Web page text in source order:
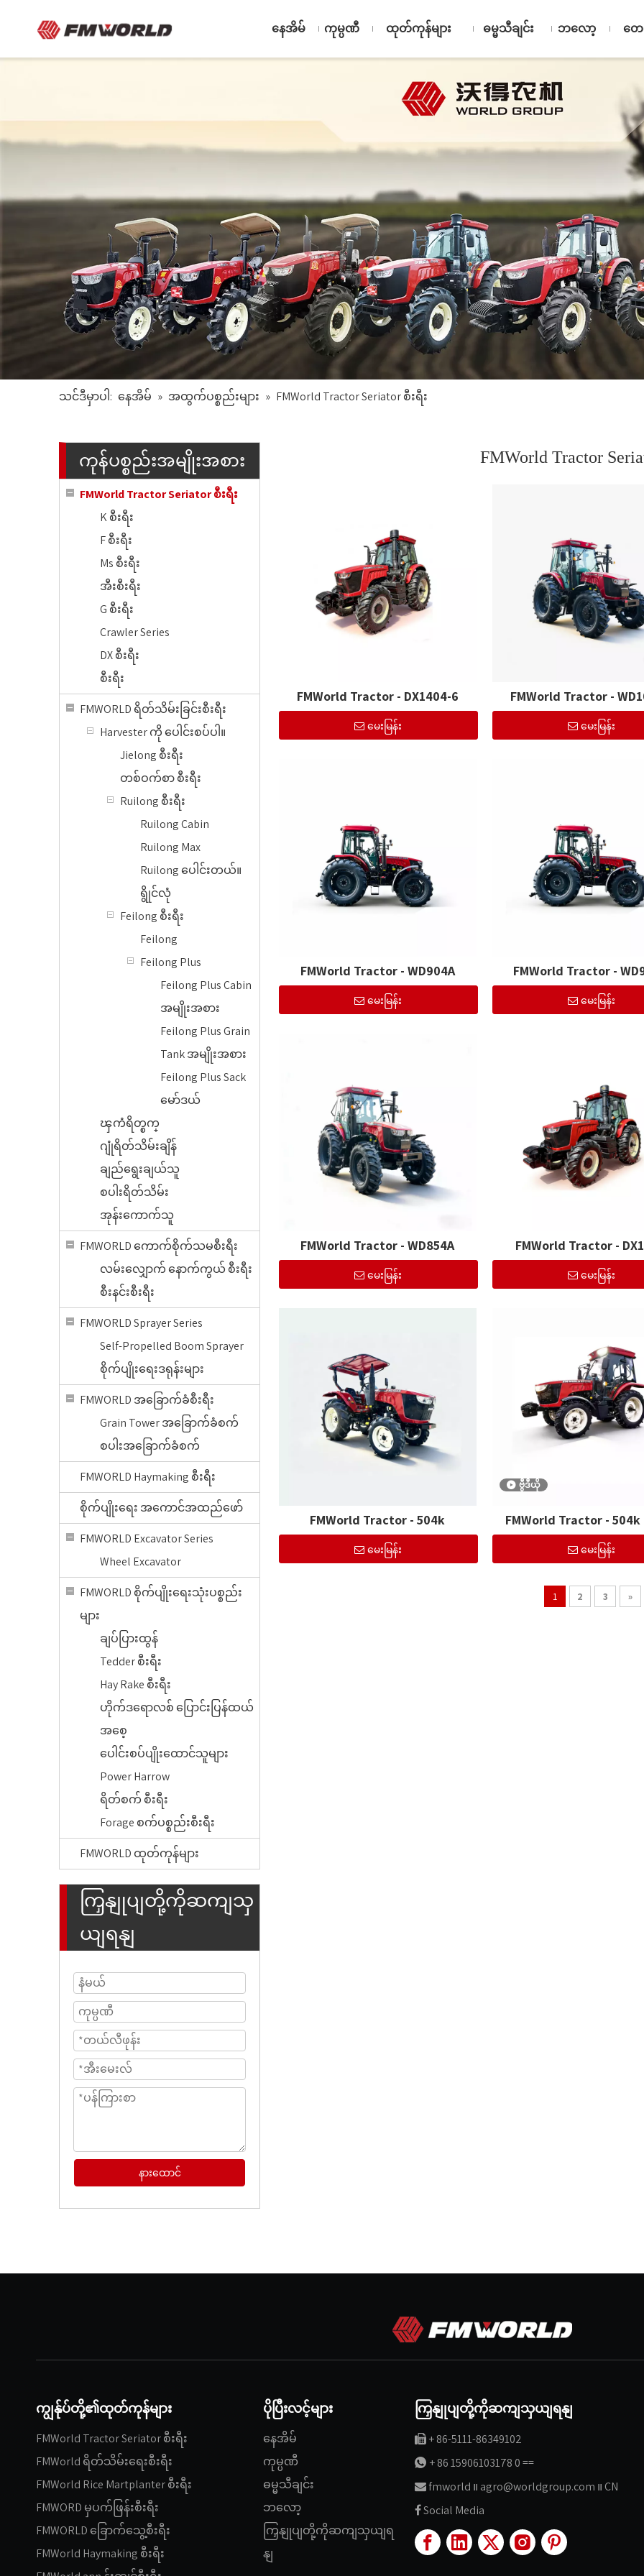
နေအိမ် ကုမ္ပဏီ ထုတ်ကုန်များ ဓမ္မသီချင်း ဘလော့ တေှ့
သင်ဒီမှာပါ: နေအိမ် » အထွက်ပစ္စည်းများ » FMWorld Tractor Seriator စီးရီး
ကုန်ပစ္စည်းအမျိုးအစား
FMWorld Tractor Seriator စီးရီး
K စီးရီး
F စီးရီး
Ms စီးရီး
အီးစီးရီး
G စီးရီး
Crawler Series
DX စီးရီး
စီးရီး
FMWORLD ရိတ်သိမ်းခြင်းစီးရီး
Harvester ကို ပေါင်းစပ်ပါ။
Jielong စီးရီး
တစ်ဝက်စာ စီးရီး
Ruilong စီးရီး
Ruilong Cabin
Ruilong Max
Ruilong ပေါင်းတယ်။
ရွိုင်လုံ
Feilong စီးရီး
Feilong
Feilong Plus
Feilong Plus Cabin
အမျိုးအစား
Feilong Plus Grain
Tank အမျိုးအစား
Feilong Plus Sack
မော်ဒယ်
ၾကံရိတ္စက္
ဂျုံရိတ်သိမ်းချိန်
ချည်ရွေးချယ်သူ
စပါးရိတ်သိမ်း
အုန်းကောက်သူ
FMWORLD ကောက်စိုက်သမစီးရီး
လမ်းလျှောက် နောက်ကွယ် စီးရီး
စီးနင်းစီးရီး
FMWORLD Sprayer Series
Self-Propelled Boom Sprayer
စိုက်ပျိုးရေးဒရုန်းများ
FMWORLD အခြောက်ခံစီးရီး
Grain Tower အခြောက်ခံစက်
စပါးအခြောက်ခံစက်
FMWORLD Haymaking စီးရီး
စိုက်ပျိုးရေး အကောင်အထည်ဖော်
FMWORLD Excavator Series
Wheel Excavator
FMWORLD စိုက်ပျိုးရေးသုံးပစ္စည်း
များ
ချပ်ပြားထွန်
Tedder စီးရီး
Hay Rake စီးရီး
ဟိုက်ဒရောလစ် ပြောင်းပြန်ထယ်
အစေ့
ပေါင်းစပ်ပျိုးထောင်သူများ
Power Harrow
ရိတ်စက် စီးရီး
Forage စက်ပစ္စည်းစီးရီး
FMWORLD ထုတ်ကုန်များ
ကြှနျုပျတို့ကိုဆကျသှ
ယျရနျ
နားထောင်
FMWorld Tractor
FMWorld Tractor - DX1404-6
မေးမြန်း
FMWorld Tractor -
မေးမြန်း
FMWorld Tractor - WD904A
မေးမြန်း
FMWorld Tractor -
မေးမြန်း
FMWorld Tractor - WD854A
မေးမြန်း
FMWorld Tractor -
မေးမြန်း
FMWorld Tractor - 504k
မေးမြန်း
ဗွီဒီယို
FMWorld Tractor - 504k
မေးမြန်း
1 2 3 »
ကျွန်ုပ်တို့၏ထုတ်ကုန်များ
FMWorld Tractor Seriator စီးရီး
FMWorld ရိတ်သိမ်းရေးစီးရီး
FMWorld Rice Martplanter စီးရီး
FMWORD မှပက်ဖြန်းစီးရီး
FMWORLD ခြောက်သွေ့စီးရီး
FMWorld Haymaking စီးရီး
ပိုပြီးလင့်များ
နေအိမ်
ကုမ္ပဏီ
ဓမ္မသီချင်း
ဘလော့
ကြှနျုပျတို့ကိုဆကျသှယျရ
နျ
ကြှနျုပျတို့ကိုဆကျသှယျရနျ
+ 86-5111-86349102
 + 86 15906103178 0 ==
 fmworld ။ agro@worldgroup.com ။ CN
 Social Media